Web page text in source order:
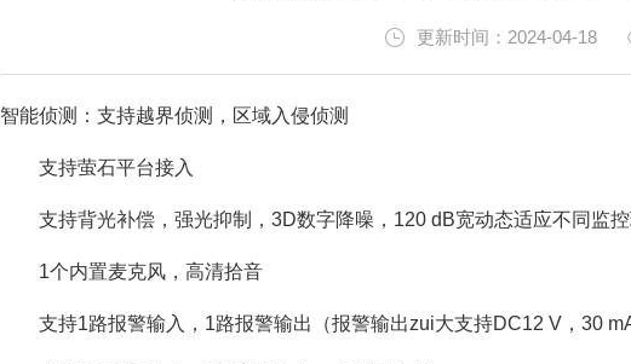
更新时间：2024-04-18
智能侦测：支持越界侦测，区域入侵侦测
支持萤石平台接入
支持背光补偿，强光抑制，3D数字降噪，120 dB宽动态适应不同监控
1个内置麦克风，高清拾音
支持1路报警输入，1路报警输出（报警输出zui大支持DC12 V，30 mA